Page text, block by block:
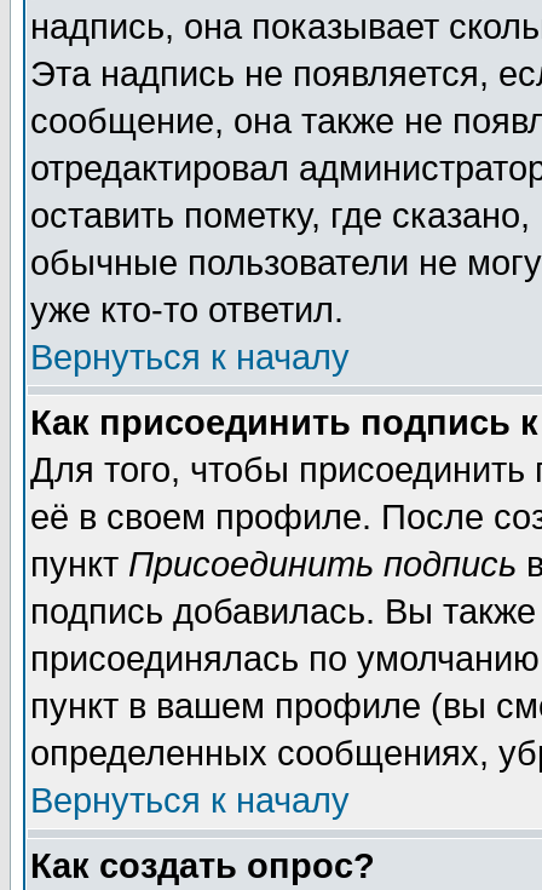
надпись, она показывает
Эта надпись не появляется,
сообщение, она также не
отредактировал
оставить пометку, где
обычные пользователи не
уже кто-то ответил.
Вернуться к началу
Как присоединить подпись
Для того, чтобы
её в своем профиле. После
пункт Присоединить подпись
подпись добавилась. Вы
присоединялась по
пункт в вашем профиле (вы
определенных сообщениях,
Вернуться к началу
Как создать опрос?